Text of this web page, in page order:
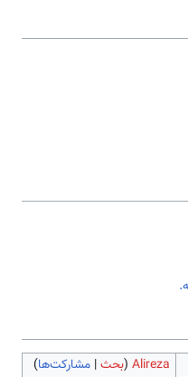
Alireza
(بحث| مشارکت‌ها)